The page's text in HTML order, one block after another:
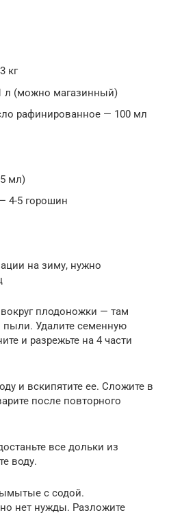
кг
л (можно магазинный)
рафинированное — 100 мл
мл)
4-5 горошин
на зиму, нужно
плодоножки — там
пыли. Удалите семенную
и разрежьте на 4 части
и вскипятите ее. Сложите в
после повторного
все дольки из
воду.
с содой.
нет нужды. Разложите